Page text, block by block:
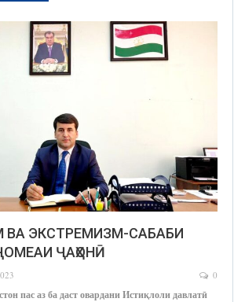
ВА ЭКСТРЕМИЗМ-САБАБИ
ҶАҲОНӢ
0
пас аз ба даст овардани Истиқлоли давлатӣ